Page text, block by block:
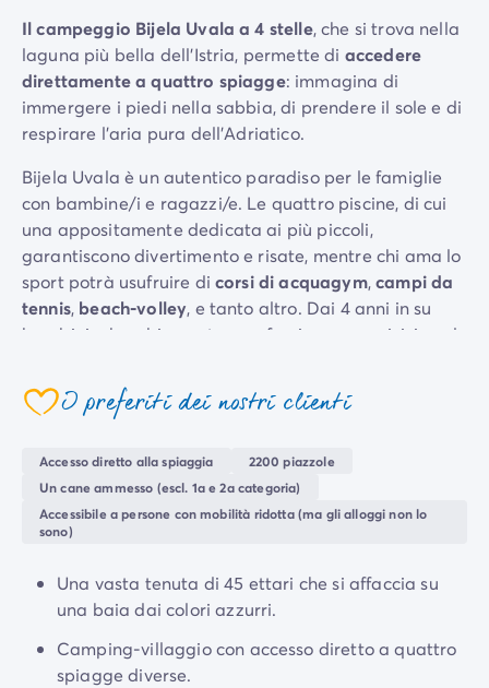
Per tema
Campeggi con cani
Campeggi in montagna
Campeggio a 3 stelle
Campeggio a 4 stelle
Campeggio a 5 stelle
Campeggio al lago
Campeggio all'insegna della natura
Campeggio con bambini
Campeggio con Club Adolescenti
Campeggio con Club Bambini
Campeggio con Parco Acquatico
Campeggio con piscina riscaldata
Campeggio in riva al mare
Campeggio per famiglie
Per destinazione
Campeggio Adriatico
Campeggio Costa Azzurra
Campeggio Gardaland
Campeggio Mediterraneo
Campeggio Paesi Baschi
Campeggio Provenza
Offerte promozionali
Il campeggio Bijela Uvala a 4 stelle, che si trova nella
laguna più bella dell'Istria, permette di accedere
direttamente a quattro spiagge: immagina di
immergere i piedi nella sabbia, di prendere il sole e di
respirare l'aria pura dell'Adriatico.
Bijela Uvala è un autentico paradiso per le famiglie
con bambine/i e ragazzi/e. Le quattro piscine, di cui
una appositamente dedicata ai più piccoli,
garantiscono divertimento e risate, mentre chi ama lo
sport potrà usufruire dicorsi di acquagym,campi da
tennis, beach-volley, e tanto altro. Dai 4 anni in su
bambini e bambine potranno farsi nuove amicizie nel
giochi…
per trascorrere una vacanza da sogno. A pochi
chilometri di distanza, la città diPoreč
acquatico Aquacolors, con 12 acquascivoli giganti,
saranno un divertimento assicurato per tutta la
Basilica bizantina di Eufrasia, i palazzi gotici, la Torre
di Poreč e molto altro ancora.
I preferiti dei nostri clienti
Accesso diretto alla spiaggia
2200 piazzole
Un cane ammesso (escl. 1a e 2a categoria)
Accessibile a persone con mobilità ridotta (ma gli alloggi non lo
sono)
Una vasta tenuta di 45 ettari che si affaccia su
una baia dai colori azzurri.
Camping-villaggio con accesso diretto a quattro
spiagge diverse.